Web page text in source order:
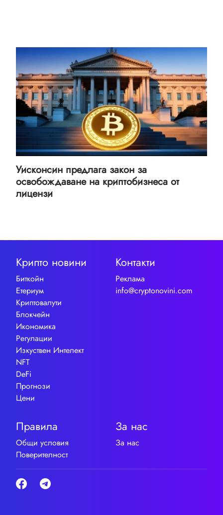
Уисконсин предлага закон за
освобождаване на криптобизнеса от
лицензи
Крипто новини
Биткойн
Етериум
Криптовалути
Блокчейн
Икономика
Регулации
Изкуствен Интелект
NFT
DeFi
Прогнози
Цени
Контакти
Реклама
info@cryptonovini.com
Правила
Общи условия
Поверителност
За нас
За нас